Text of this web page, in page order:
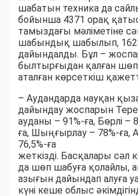
шабатын техника да
бойынша 4371 орақ
тамыздағы мәліметіне
шабындық шабылып,
дайындалды. Бұл –
былтырғыдан қалған
аталған көрсеткіш
– Аудандарда науқан
дайындау жоспарын
ауданы – 91%-ға, Бөрлі –
ға, Шыңғырлау – 78%-ға,
76,5%-ға
жеткізді. Басқалары сәл
да шөп шабуға қолайлы,
азығын дайындап алуға
күні кеше облыс